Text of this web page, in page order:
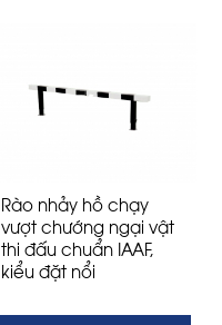
Rào nhảy hồ chạy
vượt chướng ngại vật
thi đấu chuẩn IAAF,
kiểu đặt nổi